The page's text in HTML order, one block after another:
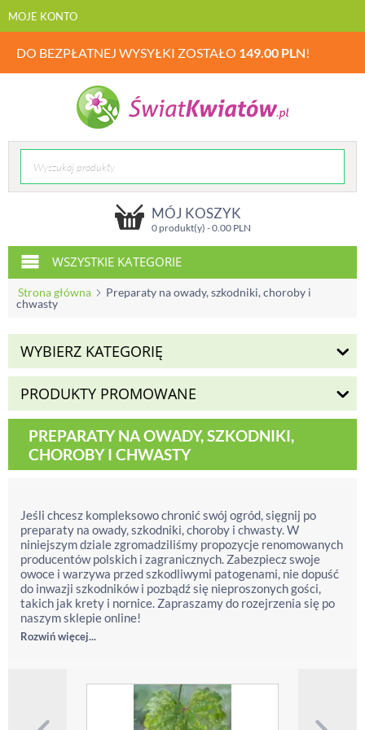
MOJE KONTO
DO BEZPŁATNEJ WYSYŁKI ZOSTAŁO 149.00 PLN!
MÓJ KOSZYK
0 produkt(y) -0.00PLN
WSZYSTKIE KATEGORIE
Strona główna
Preparaty na owady, szkodniki, choroby i
chwasty
WYBIERZ KATEGORIĘ
PRODUKTY PROMOWANE
PREPARATY NA OWADY, SZKODNIKI,
CHOROBY I CHWASTY
Jeśli chcesz kompleksowo chronić swój ogród, sięgnij po
preparaty na owady, szkodniki, choroby i chwasty. W
niniejszym dziale zgromadziliśmy propozycje renomowanych
producentów polskich i zagranicznych. Zabezpiecz swoje
owoce i warzywa przed szkodliwymi patogenami, nie dopuść
do inwazji szkodników i pozbądź się nieproszonych gości,
takich jak krety i nornice. Zapraszamy do rozejrzenia się po
naszym sklepie online!
Rozwiń więcej...